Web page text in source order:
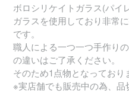
ボロシリケイトガラス(パイ
ガラスを使用しており非常
です。
職人による一つ一つ手作り
の違いはご了承ください。
そのため1点物となっており
※実店舗でも販売中の為、品